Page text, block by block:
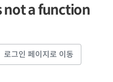
not a function
로그인 페이지로 이동